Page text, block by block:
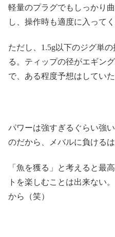
軽量のプラグでもしっかり
し、操作時も適度に入ってく
ただし、1.5g以下のジグ単
る。ティップの径がエギン
で、ある程度予想はしてい
パワーは強すぎるぐらい強
のだから、メバルに負けるは
「魚を獲る」と考えると最
トを楽しむことは出来ない
から（笑）